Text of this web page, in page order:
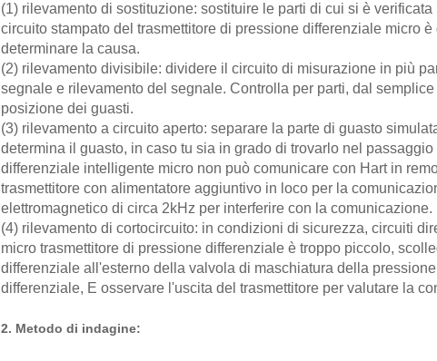
(1) rilevamento di sostituzione: sostituire le parti di cui si è
circuito stampato del trasmettitore di pressione differenziale micro
determinare la causa.
(2) rilevamento divisibile: dividere il circuito di misurazione in più
segnale e rilevamento del segnale. Controlla per parti, dal
posizione dei guasti.
(3) rilevamento a circuito aperto: separare la parte di guasto
determina il guasto, in caso tu sia in grado di trovarlo nel
differenziale intelligente micro non può comunicare con Hart in
trasmettitore con alimentatore aggiuntivo in loco per la
elettromagnetico di circa 2kHz per interferire con la comunicazione.
(4) rilevamento di cortocircuito: in condizioni di sicurezza, circuiti
micro trasmettitore di pressione differenziale è troppo piccolo,
differenziale all'esterno della valvola di maschiatura della
differenziale, E osservare l'uscita del trasmettitore per valutare la
2. Metodo di indagine: